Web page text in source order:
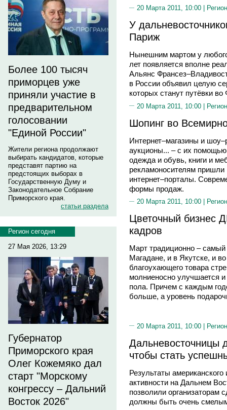
Более 100 тысяч
приморцев уже
приняли участие в
предварительном
голосовании
"Единой России"
Жители региона продолжают
выбирать кандидатов, которые
представят партию на
предстоящих выборах в
Государственную Думу и
Законодательное Собрание
Приморского края.
статьи раздела
Регион сегодня
27 Мая 2026, 13:29
Губернатор
Приморского края
Олег Кожемяко дал
старт "Морскому
конгрессу – Дальний
Восток 2026"
20 Марта 2011, 10:00 |
У
Париж
Нынешним мартом у
лет появляется вполне
Альянс
в России объявил целую
которых станут путёвки
20 Марта 2011, 10:00 |
Шопинг во
Интернет–магазины и
аукционы... – с их помощью
одежда и обувь, книги и
рекламоносителям
интернет–порталы.
формы продаж.
20 Марта 2011, 10:00 |
Цветочный бизнес
кадров
Март традиционно –
Магадане, и в Якутске, и
благоухающего товара
молниеносно улучшается
пола. Причем с каждым
больше, а уровень
20 Марта 2011, 10:00 |
Дальневосточницы
чтобы стать
Результаты
активности на Дальнем
позволили организаторам
должны быть очень